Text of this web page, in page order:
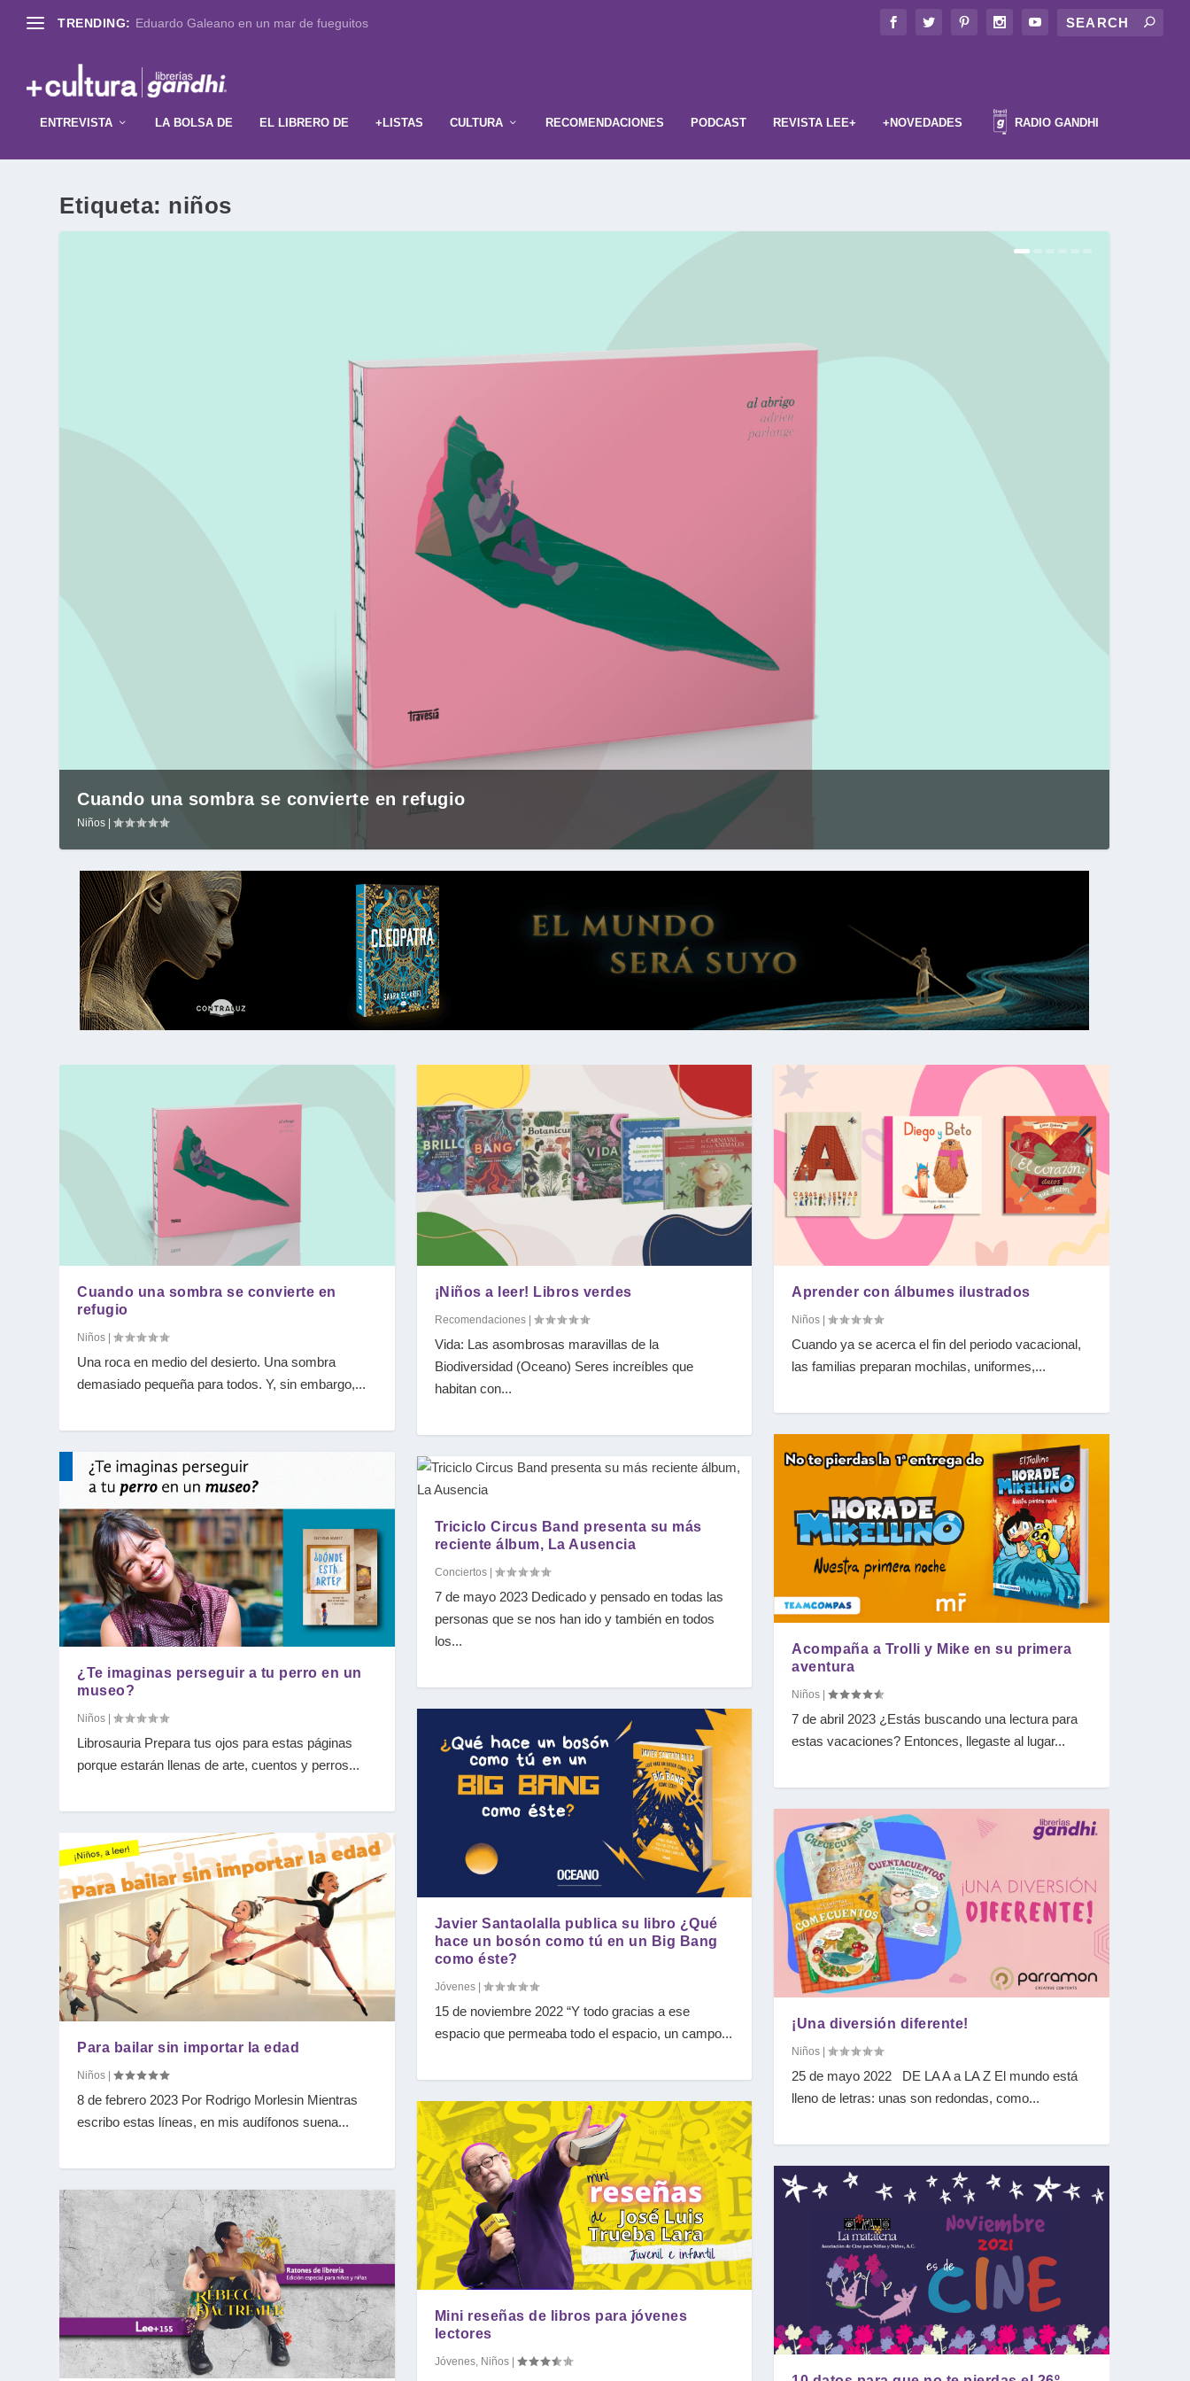
TRENDING: Eduardo Galeano en un mar de fueguitos
ENTREVISTA LA BOLSA DE EL LIBRERO DE +LISTAS CULTURA RECOMENDACIONES PODCAST REVISTA LEE+ +NOVEDADES RADIO GANDHI
Etiqueta: niños
Cuando una sombra se convierte en refugio
Niños |
Cuando una sombra se convierte en
refugio
Niños |
Una roca en medio del desierto. Una sombra
demasiado pequeña para todos. Y, sin embargo,...
¿Te imaginas perseguir a tu perro en un
museo?
Niños |
Librosauria Prepara tus ojos para estas páginas
porque estarán llenas de arte, cuentos y perros...
Para bailar sin importar la edad
Niños |
8 de febrero 2023 Por Rodrigo Morlesin Mientras
escribo estas líneas, en mis audífonos suena...
¡Niños a leer! Libros verdes
Recomendaciones|
Vida: Las asombrosas maravillas de la
Biodiversidad (Oceano) Seres increíbles que
habitan con...
Triciclo Circus Band presenta su más
reciente álbum, La Ausencia
Conciertos|
7 de mayo 2023 Dedicado y pensado en todas las
personas que se nos han ido y también en todos
los...
Javier Santaolalla publica su libro ¿Qué
hace un bosón como tú en un Big Bang
como éste?
Jóvenes|
15 de noviembre 2022 “Y todo gracias a ese
espacio que permeaba todo el espacio, un campo...
Mini reseñas de libros para jóvenes
lectores
Jóvenes, Niños|
Aprender con álbumes ilustrados
Niños |
Cuando ya se acerca el fin del periodo vacacional,
las familias preparan mochilas, uniformes,...
Acompaña a Trolli y Mike en su primera
aventura
Niños |
7 de abril 2023 ¿Estás buscando una lectura para
estas vacaciones? Entonces, llegaste al lugar...
¡Una diversión diferente!
Niños |
25 de mayo 2022 DE LA A a LA Z El mundo está
lleno de letras: unas son redondas, como...